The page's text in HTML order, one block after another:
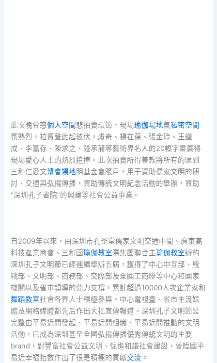
此次晚會慈個人空間悲拍賣環節，現場瑜伽場地氣私密空間
氛熱烈，拍賣聲此起彼伏。盧奇、楊在葆、張金玲、王鐵
成、李嘉存、陳求之、鐘承蒲等藝術界名人的20幅字畫贏得
現場愛心人士的熱烈追捧。此次拍賣所得善款將所有的匯到
三和仁愛文聚會場地明基金會賬戶，用于資助儒家文明的研
討、交通與弘揚傳播，資助傳統文明紀念活動的舉辦，資助
“深圳孔子書院”的興建等社會公益事業。
自2009年以來，由深圳市孔圣堂儒家文明交通中間、廣東高
科技產業商會、三和國瑜伽教室際集團聯合主瑜伽教室辦的
深圳孔子文明節已經連續舉辦五屆，獲得了中心中宣部、統
戰部、文明部、商務部、交際部及全國工商聯等中心和國家
機關以及省市領導的鼎力支撐，累計超過10000人次企業家和
舞蹈教室社會各界人士積極參與。中心電視臺、省市主流媒
體及網絡媒體都先后作出大批宣傳報道。深圳孔子文明節是
完整由平易近間發起、平易近間組織、平易近間推動的文明
活動，已成為深圳甚至全國弘揚傳播優秀傳統文明的主要
brand，對豐富社會公益文明、促進和諧社會建設，晉陞國平
易近幸福指數作出了很是積極的貢獻交流 。